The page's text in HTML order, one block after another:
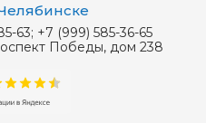
63; +7 (999) 585-36-65
Победы, дом 238